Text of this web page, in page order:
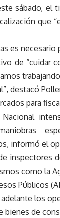
sábado, el
que
es necesario
de “cuidar
destacó
para
informó el
inspectores
como la
Públicos
adelante los
bienes de